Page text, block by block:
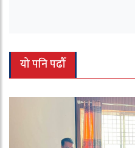
यो पनि पढौँ